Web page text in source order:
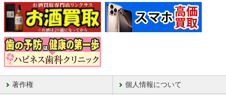
著作権 個人情報について